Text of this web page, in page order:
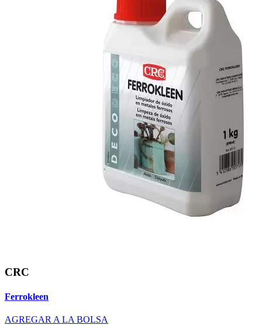
CRC
Ferrokleen
AGREGAR A LA BOLSA